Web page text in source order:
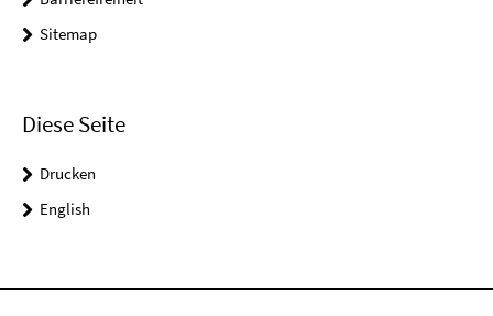
Sitemap
Diese Seite
Drucken
English